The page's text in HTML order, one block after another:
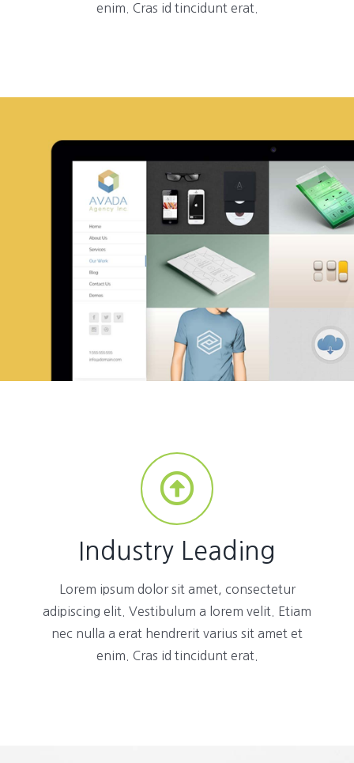
enim. Cras id tincidunt erat.
Industry Leading
Lorem ipsum dolor sit amet, consectetur
adipiscing elit. Vestibulum a lorem velit. Etiam
nec nulla a erat hendrerit varius sit amet et
enim. Cras id tincidunt erat.